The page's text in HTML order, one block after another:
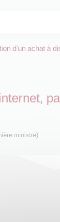
d'un achat à
ministre)